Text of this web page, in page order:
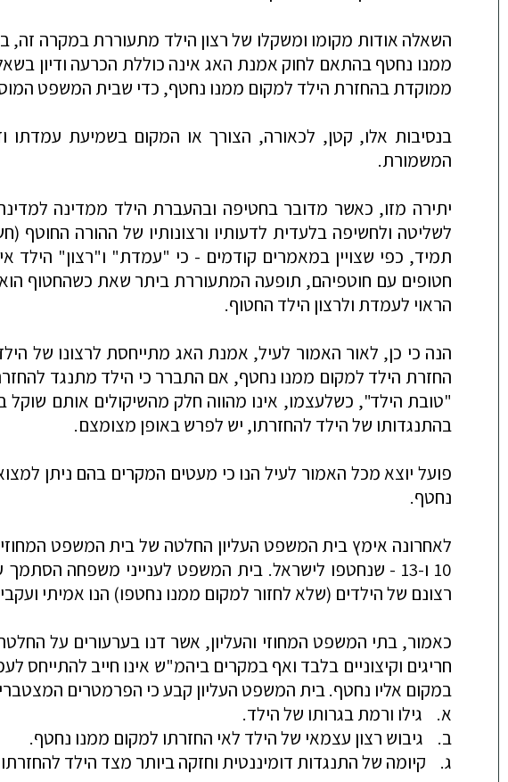
השאלה אודות מקומו ומשקלו של רצון הילד מתעוררת במקרה
ממנו נחטף בהתאם לחוק אמנת האג אינה כוללת הכרעה ודיון
ממוקדת בהחזרת הילד למקום ממנו נחטף, כדי שבית המשפט
בנסיבות אלו, קטן, לכאורה, הצורך או המקום בשמיעת עמדתו
המשמורת.
יתירה מזו, כאשר מדובר בחטיפה ובהעברת הילד ממדינה
לשליטה ולחשיפה בלעדית לדעותיו ורצונותיו של ההורה
תמיד, כפי שצויין במאמרים קודמים - כי "עמדת" ו"רצון" הילד
חטופים עם חוטפיהם, תופעה המתעוררת ביתר שאת כשהחטוף
הראוי לעמדת ולרצון הילד החטוף.
הנה כי כן, לאור האמור לעיל, אמנת האג מתייחסת לרצונו של
החזרת הילד למקום ממנו נחטף, אם התברר כי הילד מתנגד
"טובת הילד", כשלעצמו, אינו מהווה חלק מהשיקולים אותם
בהתנגדותו של הילד להחזרתו, יש לפרש באופן מצומצם.
פועל יוצא מכל האמור לעיל הנו כי מעטים המקרים בהם ניתן
נחטף.
לאחרונה אימץ בית המשפט העליון החלטה של בית המשפט
10 ו-13 - שנחטפו לישראל. בית המשפט לענייני משפחה
רצונם של הילדים (שלא לחזור למקום ממנו נחטפו) הנו אמיתי
כאמור, בתי המשפט המחוזי והעליון, אשר דנו בערעורים על
חריגים וקיצוניים בלבד ואף במקרים ביהמ"ש אינו חייב
במקום אליו נחטף. בית המשפט העליון קבע כי הפרמטרים
א. גילו ורמת בגרותו של הילד.
ב. גיבוש רצון עצמאי של הילד לאי החזרתו למקום ממנו נחטף.
ג. קיומה של התנגדות דומיננטית וחזקה ביותר מצד הילד